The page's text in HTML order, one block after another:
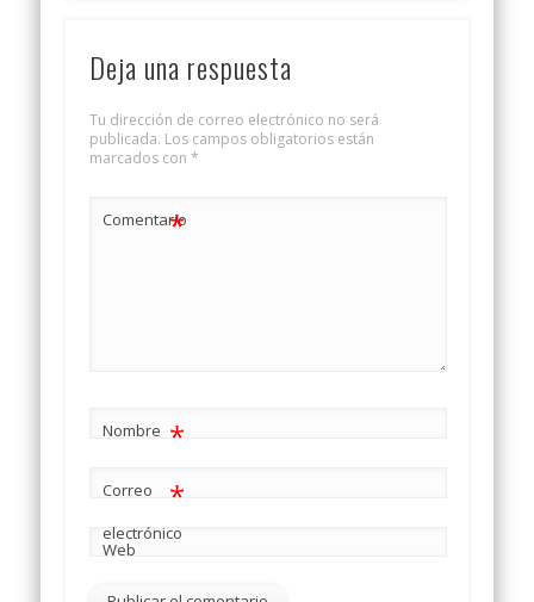
Deja una respuesta
Tu dirección de correo electrónico no será
publicada. Los campos obligatorios están
marcados con *
Comentario
*
Nombre *
Correo
electrónico
*
Web